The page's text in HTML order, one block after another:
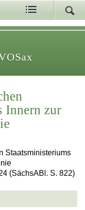
Innern zur
Staatsministeriums
(SächsABl. S. 822)